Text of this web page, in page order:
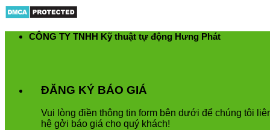
content
CÔNG TY TNHH Kỹ thuật tự động Hưng Phát
ĐĂNG KÝ BÁO GIÁ
Vui òng điền thông tin form bên dưới để chúng tôi liê
hệ gởi báo giá cho quý khách!